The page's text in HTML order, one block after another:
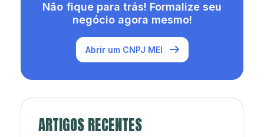
Não fique para trás! Formalize seu
negócio agora mesmo!
Abrir um CNPJ MEI
ARTIGOS RECENTES